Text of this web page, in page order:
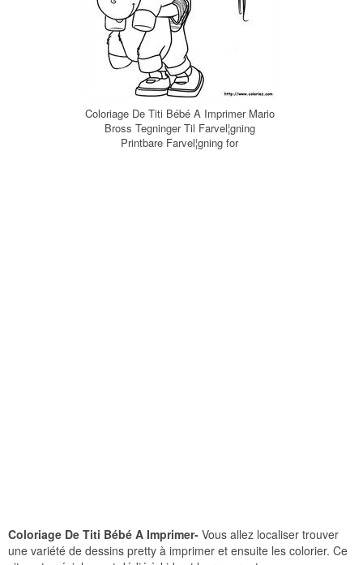
Coloriage De Titi Bébé A Imprimer Mario
Bross Tegninger Til Farvel¦gning
Printbare Farvel¦gning for
Coloriage De Titi Bébé A Imprimer- Vous allez localiser trouver
une variété de dessins pretty à imprimer et ensuite les colorier. Ce